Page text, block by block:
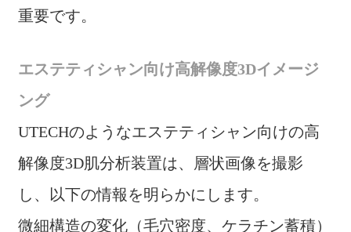
重要です。
エステティシャン向け高解像度3Dイメージ
ング
UTECHのようなエステティシャン向けの高
解像度3D肌分析装置は、層状画像を撮影
し、以下の情報を明らかにします。
微細構造の変化（毛穴密度、ケラチン蓄積）